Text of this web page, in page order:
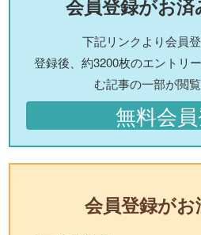
会員登録がお
下記リンクより会員登
登録後、約3200枚のエントリ
む記事の一部が閲覧
無料会
会員登録が